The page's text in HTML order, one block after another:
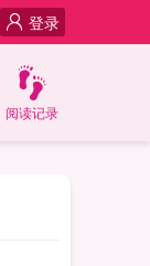
登录
阅读记录